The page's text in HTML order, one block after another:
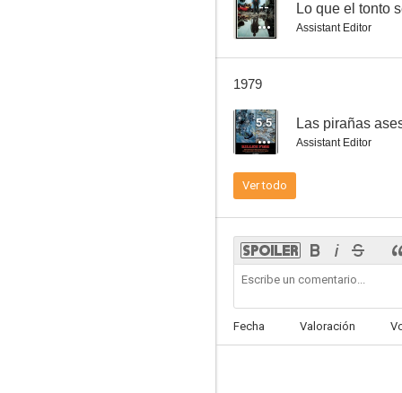
-- Lo que el tonto
Assistant Editor
1979
5.5 Las pirañas
Assistant Editor
Ver todo
Fecha Valoración